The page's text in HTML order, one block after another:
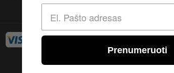
Prenumeruoti